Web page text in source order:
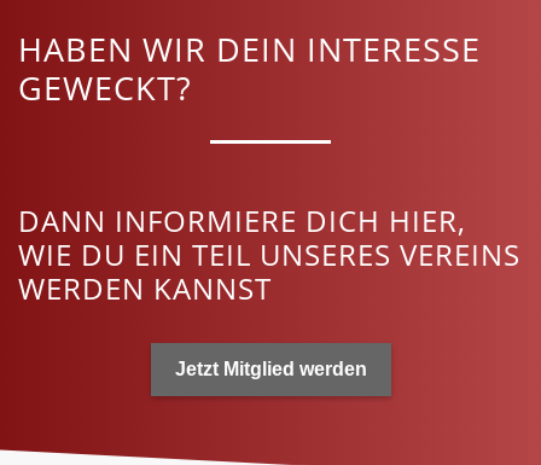
HABEN WIR DEIN INTERESSE
GEWECKT?
DANN INFORMIERE DICH HIER,
WIE DU EIN TEIL UNSERES VEREINS
WERDEN KANNST
Jetzt Mitglied werden